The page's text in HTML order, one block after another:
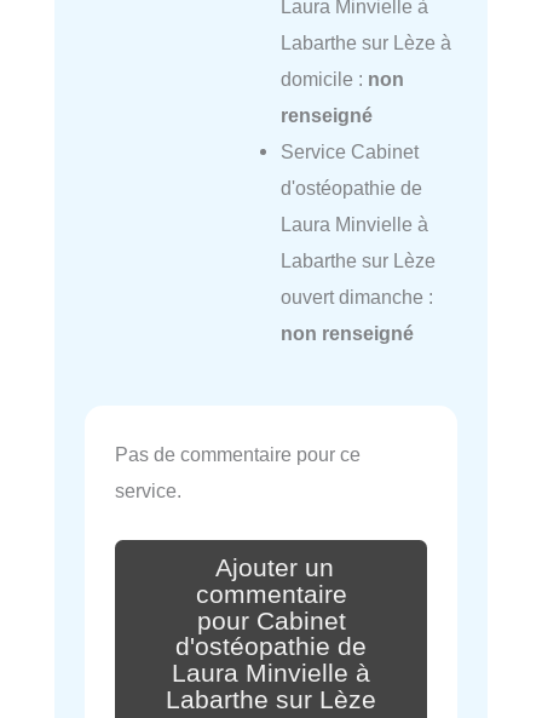
Laura Minvielle à
Labarthe sur Lèze à
domicile : non
renseigné
Service Cabinet
d'ostéopathie de
Laura Minvielle à
Labarthe sur Lèze
ouvert dimanche :
non renseigné
Pas de commentaire pour ce
service.
Ajouter un
commentaire
pour Cabinet
d'ostéopathie de
Laura Minvielle à
Labarthe sur Lèze